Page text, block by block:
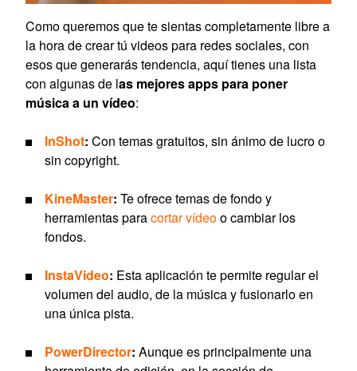
Como queremos que te sientas completamente libre a
la hora de crear tú videos para redes sociales, con
esos que generarás tendencia, aquí tienes una lista
con algunas de las mejores apps para poner
música a un vídeo:
InShot: Con temas gratuitos, sin ánimo de lucro o
sin copyright.
KineMaster: Te ofrece temas de fondo y
herramientas paracortar vídeoo cambiar los
fondos.
InstaVideo: Esta aplicación te permite regular el
volumen del audio, de la música y fusionarlo en
una única pista.
PowerDirector: Aunque es principalmente una